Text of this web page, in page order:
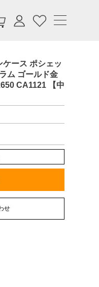
ース ポシェッ
ム ゴールド金
CA1121 【中
せ